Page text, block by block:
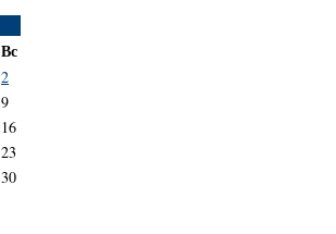
Вс
2
9
16
23
30